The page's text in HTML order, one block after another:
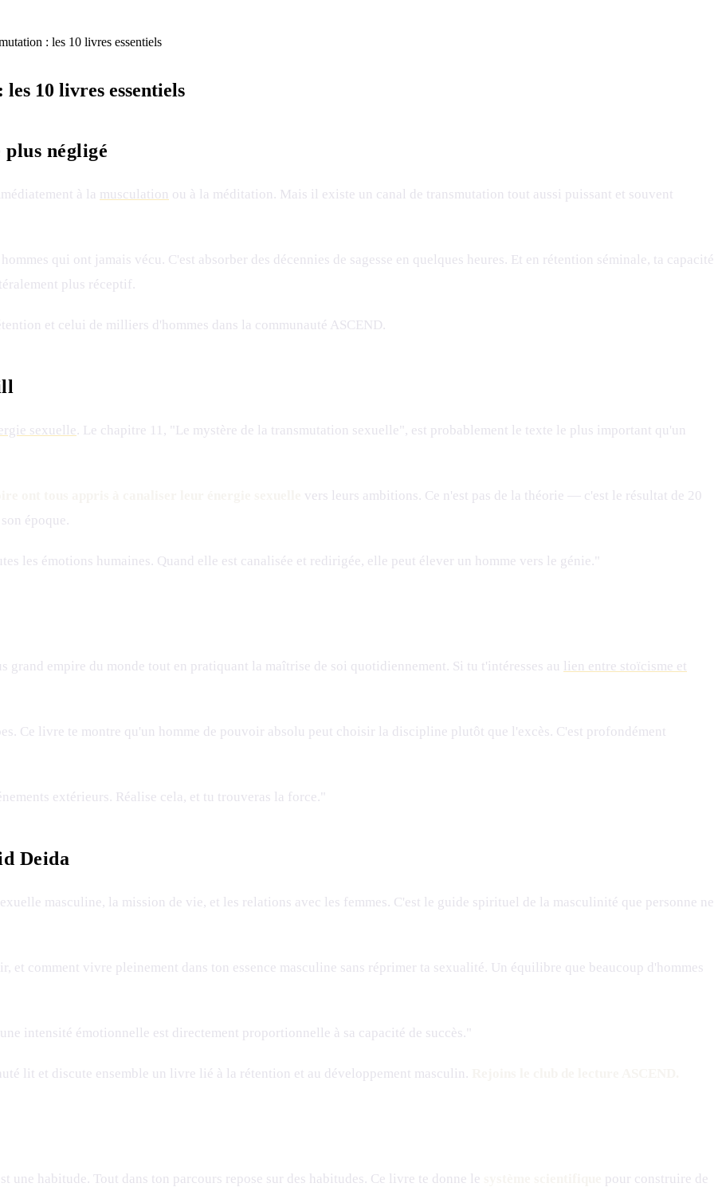
: les 10 livres essentiels
10 livres essentiels
négligé
à la musculation ou à la méditation. Mais il existe un canal de transmutation tout aussi puissant et souvent
qui ont jamais vécu. C'est absorber des décennies de sagesse en quelques heures. Et en rétention séminale, ta capacité
plus réceptif.
et celui de milliers d'hommes dans la communauté ASCEND.
sexuelle. Le chapitre 11, "Le mystère de la transmutation sexuelle", est probablement le texte le plus important qu'un
vers leurs ambitions. Ce n'est pas de la théorie — c'est le résultat de 20
époque.
les émotions humaines. Quand elle est canalisée et redirigée, elle peut élever un homme vers le génie."
empire du monde tout en pratiquant la maîtrise de soi quotidiennement. Si tu t'intéresses au lien entre stoïcisme et
Ce livre te montre qu'un homme de pouvoir absolu peut choisir la discipline plutôt que l'excès. C'est profondément
extérieurs. Réalise cela, et tu trouveras la force."
Deida
masculine, la mission de vie, et les relations avec les femmes. C'est le guide spirituel de la masculinité que personne ne
et comment vivre pleinement dans ton essence masculine sans réprimer ta sexualité. Un équilibre que beaucoup d'hommes
intensité émotionnelle est directement proportionnelle à sa capacité de succès."
lit et discute ensemble un livre lié à la rétention et au développement masculin.
une habitude. Tout dans ton parcours repose sur des habitudes. Ce livre te donne le
pour construire de